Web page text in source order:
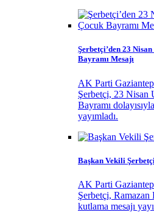
Şerbetçi’den 23
Bayramı Mesajı
AK Parti
Şerbetçi, 23 Nisan
Bayramı
yayımladı.
Başkan Vekili
AK Parti
Şerbetçi, Ramazan
kutlama mesajı